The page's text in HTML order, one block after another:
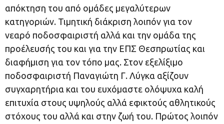
απόκτηση του από ομάδες μεγαλύτερων
κατηγοριών. Τιμητική διάκριση λοιπόν για τον
νεαρό ποδοσφαιριστή αλλά και την ομάδα της
προέλευσής του και για την ΕΠΣ Θεσπρωτίας και
διαφήμιση για τον τόπο μας. Στον εξελίξιμο
ποδοσφαιριστή Παναγιώτη Γ. Λύγκα αξίζουν
συγχαρητήρια και του ευχόμαστε ολόψυχα καλή
επιτυχία στους υψηλούς αλλά εφικτούς αθλητικούς
στόχους του αλλά και στην ζωή του. Πρώτος λοιπόν